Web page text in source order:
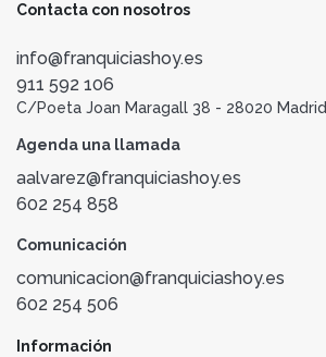
Contacta con nosotros
info@franquiciashoy.es
911 592 106
C/Poeta Joan Maragall 38 - 28020 Madrid
Agenda una llamada
aalvarez@franquiciashoy.es
602 254 858
Comunicación
comunicacion@franquiciashoy.es
602 254 506
Información